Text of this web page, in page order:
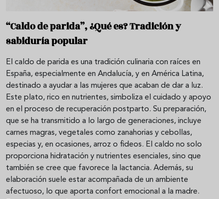
“Caldo de parida”, ¿Qué es? Tradición y
sabiduría popular
El caldo de parida es una tradición culinaria con raíces en
España, especialmente en Andalucía, y en América Latina,
destinado a ayudar a las mujeres que acaban de dar a luz.
Este plato, rico en nutrientes, simboliza el cuidado y apoyo
en el proceso de recuperación postparto. Su preparación,
que se ha transmitido a lo largo de generaciones, incluye
carnes magras, vegetales como zanahorias y cebollas,
especias y, en ocasiones, arroz o fideos. El caldo no solo
proporciona hidratación y nutrientes esenciales, sino que
también se cree que favorece la lactancia. Además, su
elaboración suele estar acompañada de un ambiente
afectuoso, lo que aporta confort emocional a la madre.